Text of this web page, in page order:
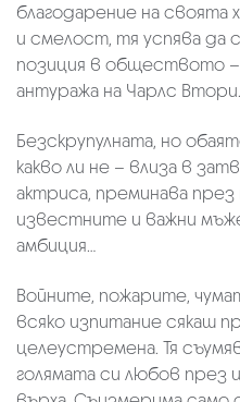
благодарение на
и смелост, тя успява да
позиция в обществото
антуража на Чарлс Втори.
Безскрупулната, но
какво ли не – влиза в
актриса, преминава
известните и важни
амбиция…
Войните, пожарите,
всяко изпитание сякаш
целеустремена. Тя
голямата си любов през